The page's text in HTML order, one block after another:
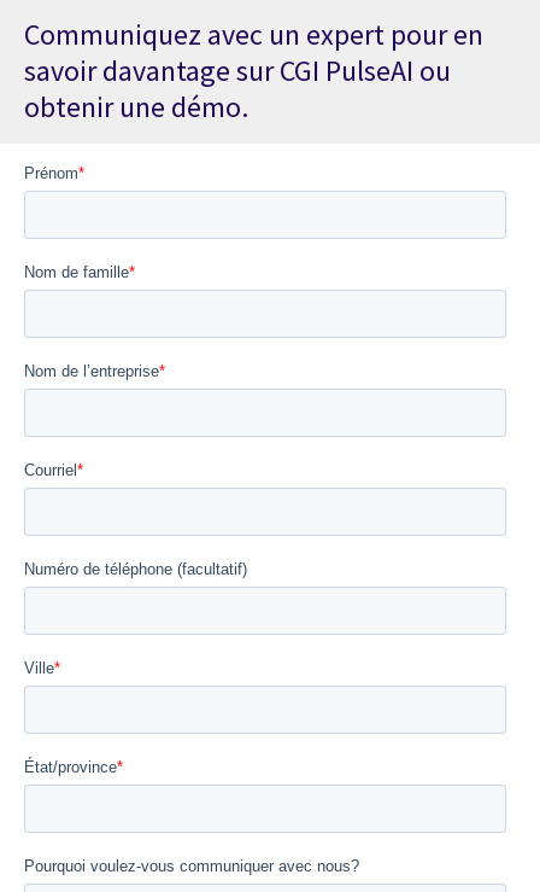
Communiquez avec un expert pour en
savoir davantage sur CGI PulseAI ou
obtenir une démo.